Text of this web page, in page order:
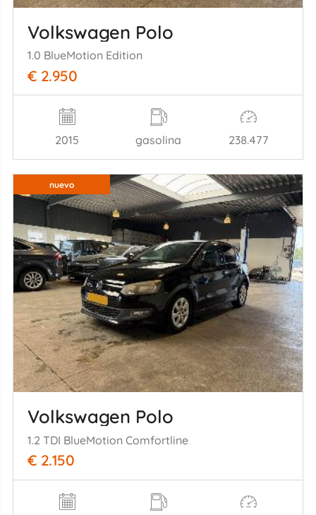
Volkswagen Polo
1.0 BlueMotion Edition
€ 2.950
2015 gasolina 238.477
nuevo
Volkswagen Polo
1.2 TDI BlueMotion Comfortline
€ 2.150